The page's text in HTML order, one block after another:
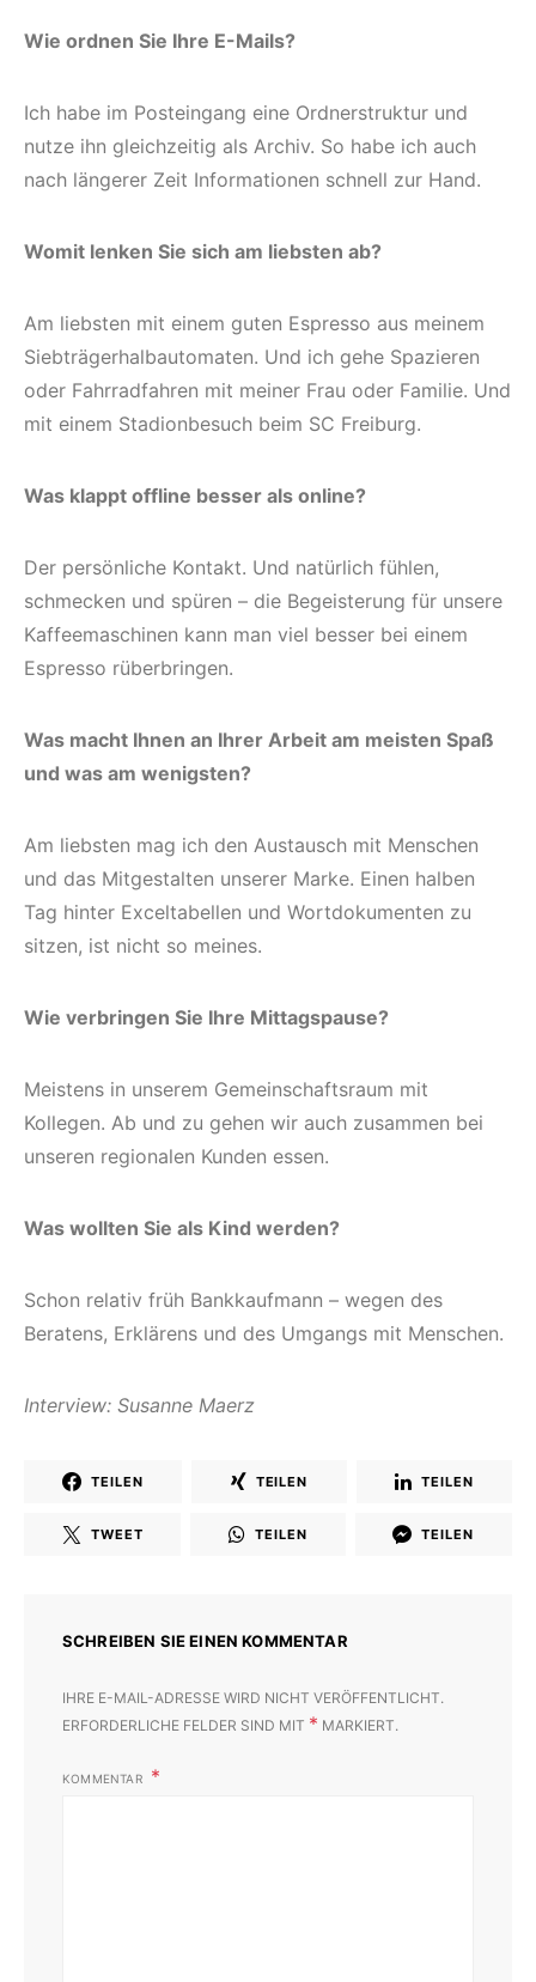
Wie ordnen Sie Ihre E-Mails?
Ich habe im Posteingang eine Ordnerstruktur und
nutze ihn gleichzeitig als Archiv. So habe ich auch
nach längerer Zeit Informationen schnell zur Hand.
Womit lenken Sie sich am liebsten ab?
Am liebsten mit einem guten Espresso aus meinem
Siebträgerhalbautomaten. Und ich gehe Spazieren
oder Fahrradfahren mit meiner Frau oder Familie. Und
mit einem Stadionbesuch beim SC Freiburg.
Was klappt offline besser als online?
Der persönliche Kontakt. Und natürlich fühlen,
schmecken und spüren – die Begeisterung für unsere
Kaffeemaschinen kann man viel besser bei einem
Espresso rüberbringen.
Was macht Ihnen an Ihrer Arbeit am meisten Spaß
und was am wenigsten?
Am liebsten mag ich den Austausch mit Menschen
und das Mitgestalten unserer Marke. Einen halben
Tag hinter Exceltabellen und Wortdokumenten zu
sitzen, ist nicht so meines.
Wie verbringen Sie Ihre Mittagspause?
Meistens in unserem Gemeinschaftsraum mit
Kollegen. Ab und zu gehen wir auch zusammen bei
unseren regionalen Kunden essen.
Was wollten Sie als Kind werden?
Schon relativ früh Bankkaufmann – wegen des
Beratens, Erklärens und des Umgangs mit Menschen.
Interview: Susanne Maerz
TEILEN TEILEN TEILEN
TWEET TEILEN TEILEN
SCHREIBEN SIE EINEN KOMMENTAR
IHRE E-MAIL-ADRESSE WIRD NICHT VERÖFFENTLICHT.
ERFORDERLICHE FELDER SIND MIT * MARKIERT.
KOMMENTAR